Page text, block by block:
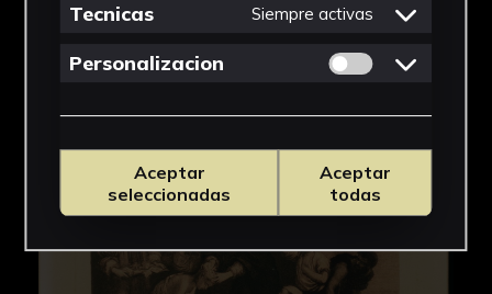
IMÁGENES
Tecnicas Siempre activas
Personalizacion Permitir cookies
Aceptar
seleccionadas
Aceptar
todas